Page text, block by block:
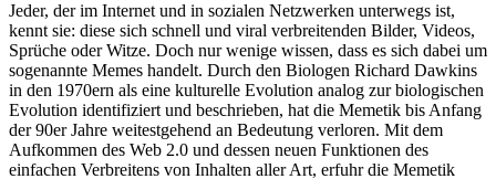
Jeder, der im Internet und in sozialen Netzwerken unterwegs ist,
kennt sie: diese sich schnell und viral verbreitenden Bilder, Videos,
Sprüche oder Witze. Doch nur wenige wissen, dass es sich dabei um
sogenannte Memes handelt. Durch den Biologen Richard Dawkins
in den 1970ern als eine kulturelle Evolution analog zur biologischen
Evolution identifiziert und beschrieben, hat die Memetik bis Anfang
der 90er Jahre weitestgehend an Bedeutung verloren. Mit dem
Aufkommen des Web 2.0 und dessen neuen Funktionen des
einfachen Verbreitens von Inhalten aller Art, erfuhr die Memetik